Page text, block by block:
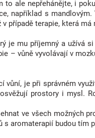
ale nepřehánějte, i
například s
případě terapie, která
je mu příjemný a užívá
– vůně vyvolávají v
je při správném
prostory i mysl.
ve všech možných
s aromaterapií budou tím